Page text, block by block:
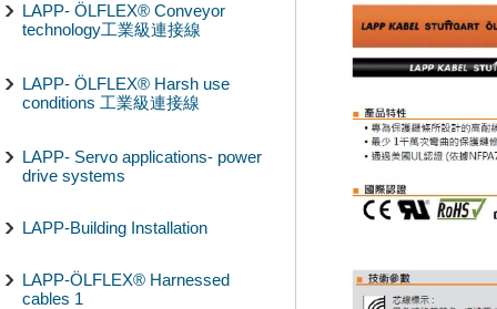
LAPP- ÖLFLEX® Conveyor
technology工業級連接線
LAPP- ÖLFLEX® Harsh use
conditions 工業級連接線
LAPP- Servo applications- power
drive systems
LAPP-Building Installation
LAPP-ÖLFLEX® Harnessed
cables 1